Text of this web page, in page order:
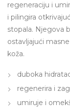
regeneraciju i
i pilingira
stopala. Njegova
ostavljajući
koža.
duboka
regenerira i
umiruje i